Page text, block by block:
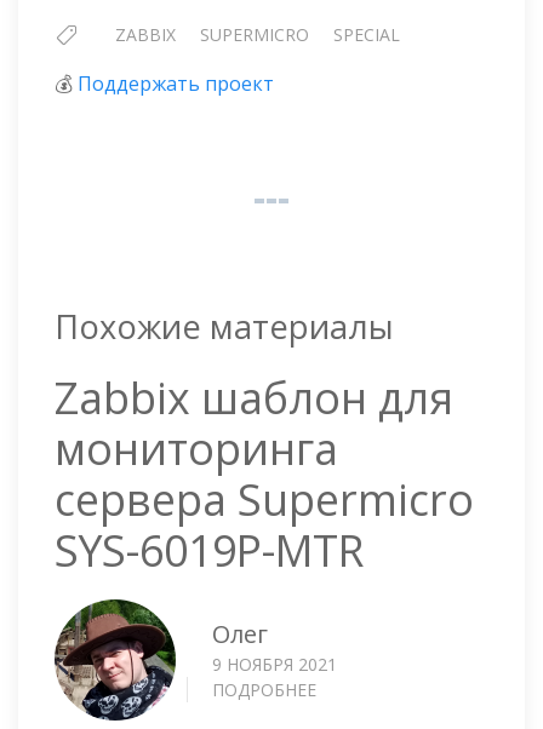
ZABBIX SUPERMICRO SPECIAL
💰 Поддержать проект
Похожие материалы
Zabbix шаблон для
мониторинга
сервера Supermicro
SYS-6019P-MTR
Олег
9 НОЯБРЯ 2021
ПОДРОБНЕЕ